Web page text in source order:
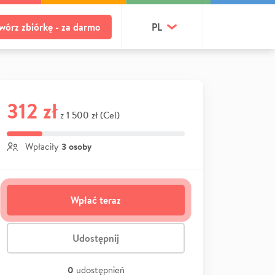
zbiórkę - za darmo PL
312 zł z 1 500 zł (Cel)
Wpłaciły 3 osoby
Wpłać teraz
Udostępnij
0 udostępnień